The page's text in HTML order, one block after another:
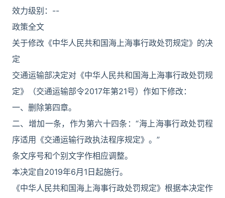
效力级别：--
政策全文
关于修改《中华人民共和国海上海事行政处罚规定》的决
定
交通运输部决定对《中华人民共和国海上海事行政处罚规
定》（交通运输部令2017年第21号）作如下修改：
一、删除第四章。
二、增加一条，作为第六十四条：“海上海事行政处罚程
序适用《交通运输行政执法程序规定》。”
条文序号和个别文字作相应调整。
本决定自2019年6月1日起施行。
《中华人民共和国海上海事行政处罚规定》根据本决定作